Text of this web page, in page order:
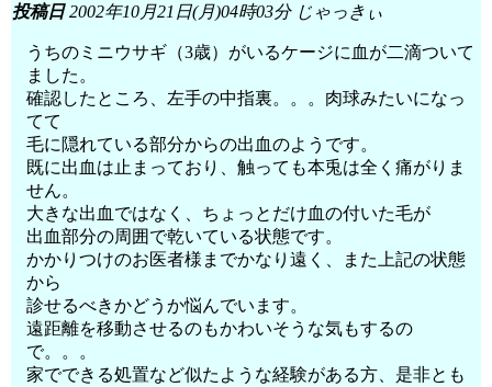
投稿日2002年10月21日(月)04時03分 じゃっきぃ
うちのミニウサギ（3歳）がいるケージに血が二滴ついて
ました。
確認したところ、左手の中指裏。。。肉球みたいになっ
てて
毛に隠れている部分からの出血のようです。
既に出血は止まっており、触っても本兎は全く痛がりま
せん。
大きな出血ではなく、ちょっとだけ血の付いた毛が
出血部分の周囲で乾いている状態です。
かかりつけのお医者様までかなり遠く、また上記の状態
から
診せるべきかどうか悩んでいます。
遠距離を移動させるのもかわいそうな気もするの
で。。。
家でできる処置など似たような経験がある方、是非とも